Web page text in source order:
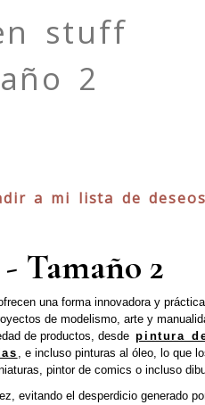
stuff
2
a mi lista de deseos
Tamaño 2
una forma innovadora y
de modelismo, arte y
de productos, desde pintura
, e incluso pinturas al óleo, lo que
pintor de comics o incluso
evitando el desperdicio generado